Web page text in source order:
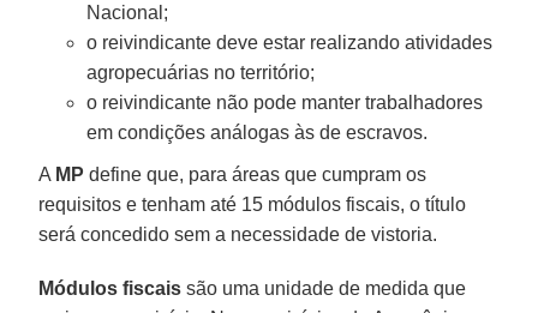
Nacional;
o reivindicante deve estar realizando atividades
agropecuárias no território;
o reivindicante não pode manter trabalhadores
em condições análogas às de escravos.
A MP define que, para áreas que cumpram os
requisitos e tenham até 15 módulos fiscais, o título
será concedido sem a necessidade de vistoria.
Módulos fiscais são uma unidade de medida que